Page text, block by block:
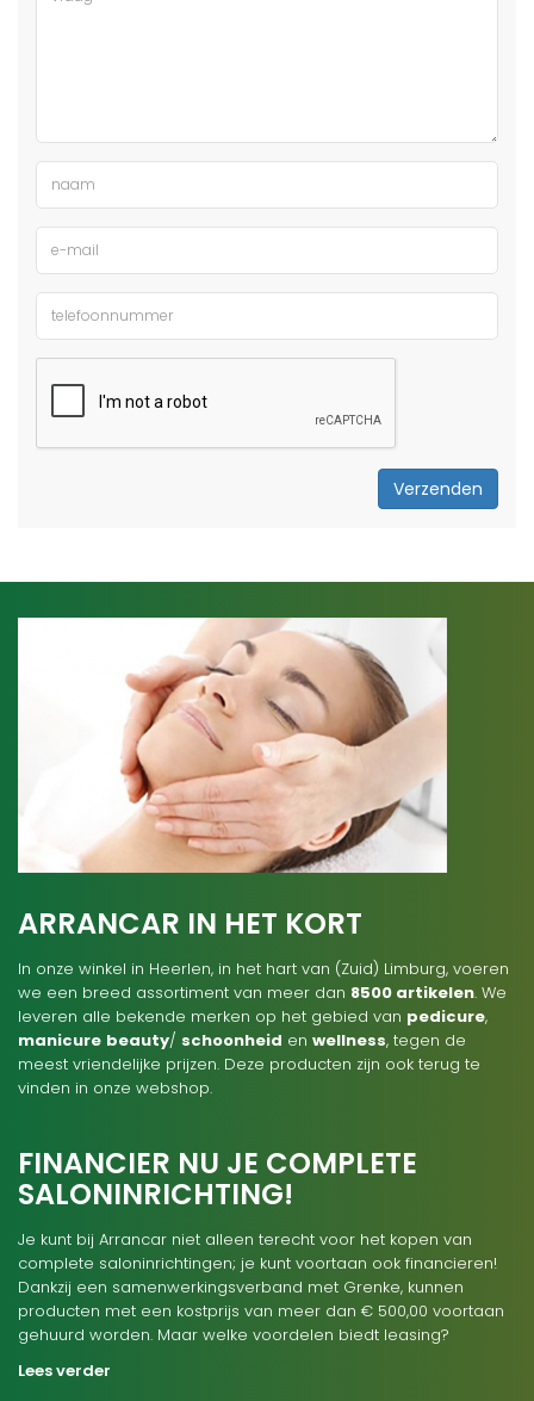
Verzenden
ARRANCAR IN HET KORT
In onze winkel in Heerlen, in het hart van (Zuid) Limburg, voeren
we een breed assortiment van meer dan 8500 artikelen. We
leveren alle bekende merken op het gebied van pedicure,
manicure beauty/ schoonheid en wellness, tegen de
meest vriendelijke prijzen. Deze producten zijn ook terug te
vinden in onze webshop.
FINANCIER NU JE COMPLETE
SALONINRICHTING!
Je kunt bij Arrancar niet alleen terecht voor het kopen van
complete saloninrichtingen; je kunt voortaan ook financieren!
Dankzij een samenwerkingsverband met Grenke, kunnen
producten met een kostprijs van meer dan € 500,00 voortaan
gehuurd worden. Maar welke voordelen biedt leasing?
Lees verder